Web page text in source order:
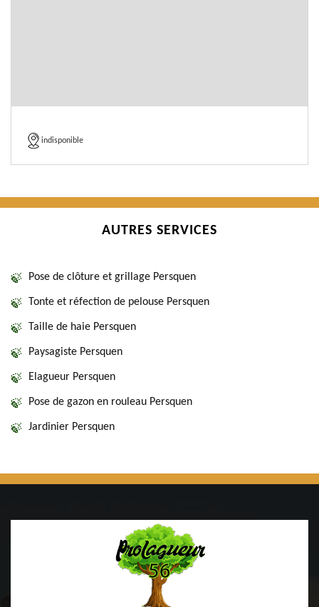
indisponible
AUTRES SERVICES
Pose de clôture et grillage Persquen
Tonte et réfection de pelouse Persquen
Taille de haie Persquen
Paysagiste Persquen
Elagueur Persquen
Pose de gazon en rouleau Persquen
Jardinier Persquen